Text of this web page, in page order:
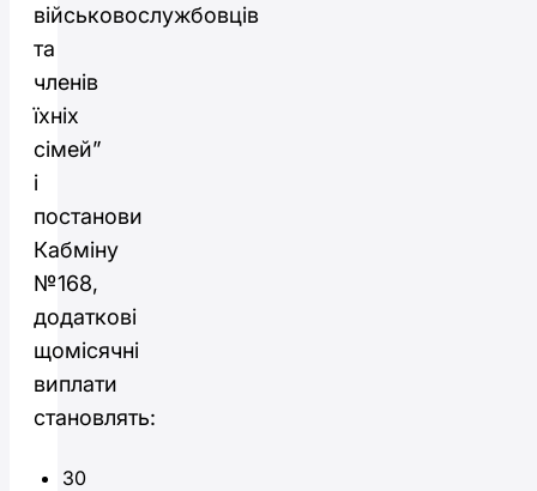
військовослужбовців
та
членів
їхніх
сімей”
і
постанови
Кабміну
№168,
додаткові
щомісячні
виплати
становлять:
30